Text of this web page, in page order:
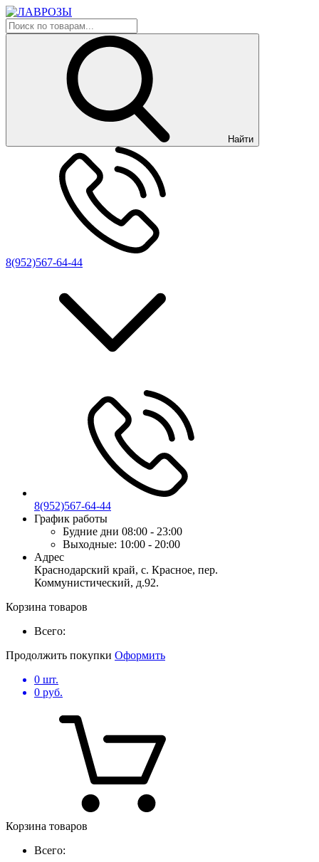
Найти
8(952)567-64-44
8(952)567-64-44
График работы
Будние дни 08:00 - 23:00
Выходные: 10:00 - 20:00
Адрес
Краснодарский край, с. Красное, пер.
Коммунистический, д.92.
Корзина товаров
Всего:
Продолжить покупки Оформить
0 шт.
0 руб.
Корзина товаров
Всего: